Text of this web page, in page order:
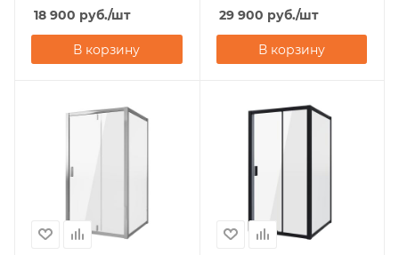
18 900 руб./шт
В корзину
29 900 руб./шт
В корзину